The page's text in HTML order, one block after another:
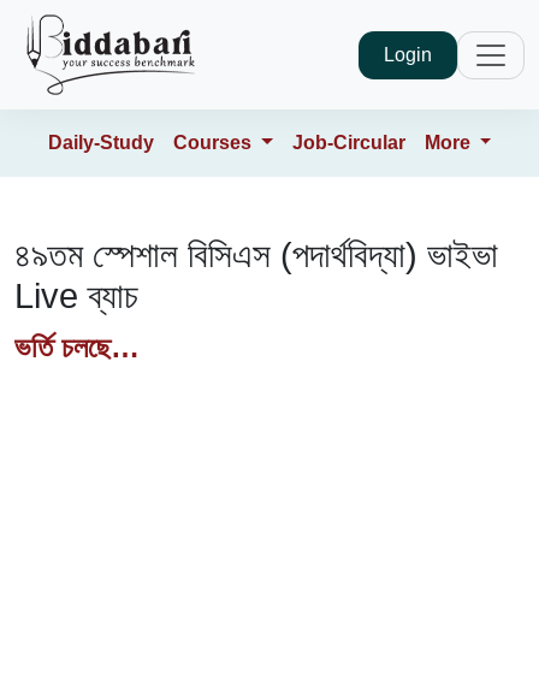
Login
Daily-Study Courses Job-Circular More
৪৯তম স্পেশাল বিসিএস (পদার্থবিদ্যা) ভাইভা
Live ব্যাচ
ভর্তি চলছে…